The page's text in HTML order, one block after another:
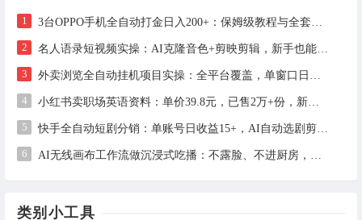
1 3台OPPO手机全自动打金日入200+：保姆级教程与全套工具详解
2 名人语录短视频实操：AI克隆音色+剪映剪辑，新手也能快速起号
3 外卖浏览全自动挂机项目实操：全平台覆盖，单窗口日收益30+，支持批量矩阵多开
4 小红书卖职场英语资料：单价39.8元，已售2万+份，新手虚拟资料项目全拆解
5 快手全自动短剧分销：单账号日收益15+，AI自动选剧剪辑发布，零粉也能做
6 AI无线画布工作流做沉浸式吃播：不露脸、不进厨房，上传2张图+1句话即可3步出片
类别小工具